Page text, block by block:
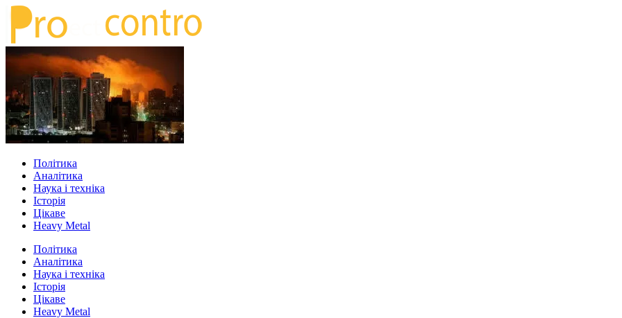
Політика
Аналітика
Наука і техніка
Історія
Цікаве
Heavy Metal
Політика
Аналітика
Наука і техніка
Історія
Цікаве
Heavy Metal